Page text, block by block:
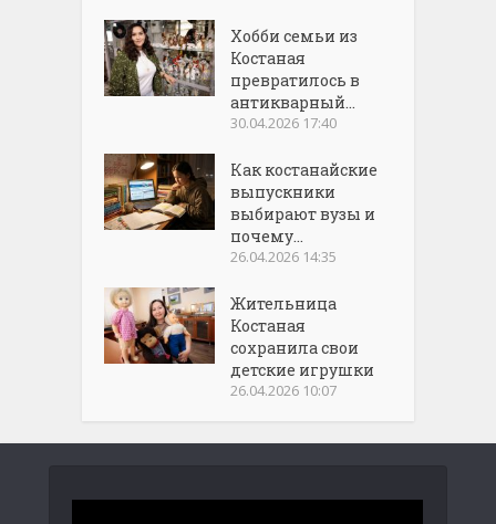
Хобби семьи из
Костаная
превратилось в
антикварный...
30.04.2026 17:40
Как костанайские
выпускники
выбирают вузы и
почему...
26.04.2026 14:35
Жительница
Костаная
сохранила свои
детские игрушки
26.04.2026 10:07